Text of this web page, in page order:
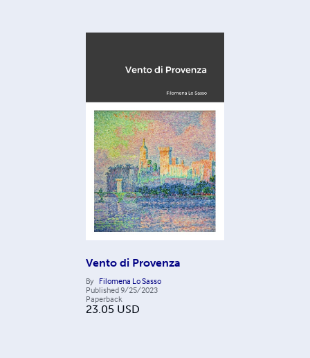
Vento di Provenza
By Filomena Lo Sasso
Published9/25/2023
Paperback
23.05 USD